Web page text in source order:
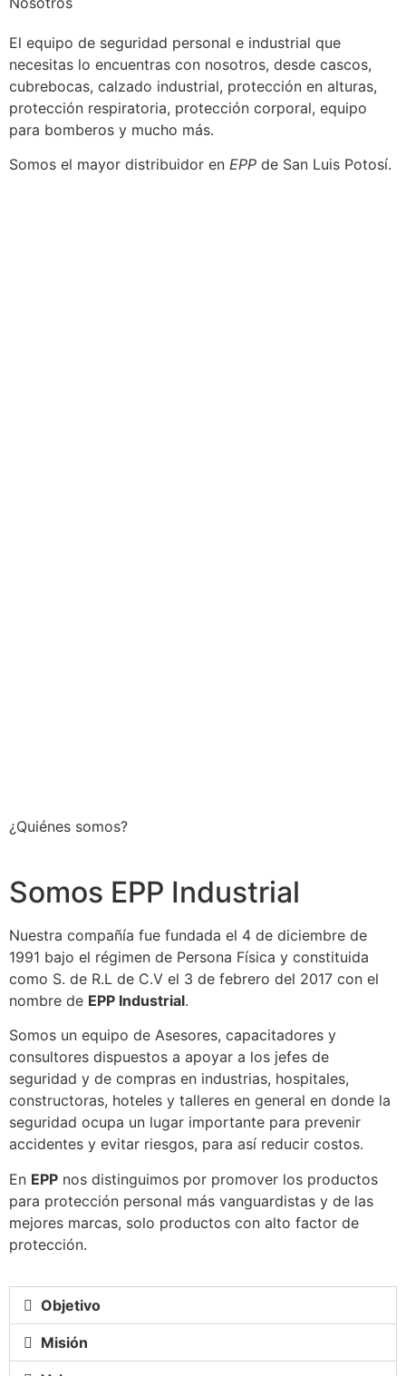
El equipo de seguridad personal e industrial que
necesitas lo encuentras con nosotros, desde cascos,
cubrebocas, calzado industrial, protección en alturas,
protección respiratoria, protección corporal, equipo
para bomberos y mucho más.
Somos el mayor distribuidor en EPP de San Luis Potosí.
¿Quiénes somos?
Somos EPP Industrial
Nuestra compañía fue fundada el 4 de diciembre de
1991 bajo el régimen de Persona Física y constituida
como S. de R.L de C.V el 3 de febrero del 2017 con el
nombre de EPP Industrial.
Somos un equipo de Asesores, capacitadores y
consultores dispuestos a apoyar a los jefes de
seguridad y de compras en industrias, hospitales,
constructoras, hoteles y talleres en general en donde la
seguridad ocupa un lugar importante para prevenir
accidentes y evitar riesgos, para así reducir costos.
En EPP nos distinguimos por promover los productos
para protección personal más vanguardistas y de las
mejores marcas, solo productos con alto factor de
protección.
Objetivo
Misión